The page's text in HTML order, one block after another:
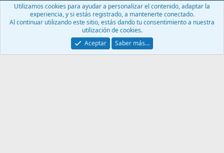
Español (ES)
Contáctanos
Términos y reglas Política de privacidad
Ayuda
Community platform by XenForo® © 2010-2024 XenForo Ltd.
Utilizamos cookies para ayudar a personalizar el contenido, adaptar la
experiencia, y si estás registrado, a mantenerte conectado.
Al continuar utilizando este sitio, estás dando tu consentimiento a nuestra
utilización de cookies.
Aceptar
Saber más…